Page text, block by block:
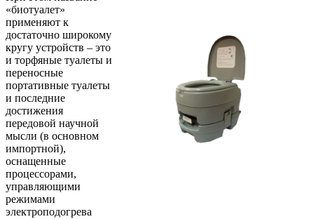
«биотуалет»
применяют к
достаточно широкому
кругу устройств – это
и торфяные туалеты и
переносные
портативные туалеты
и последние
достижения
передовой научной
мысли (в основном
импортной),
оснащенные
процессорами,
управляющими
режимами
электроподогрева